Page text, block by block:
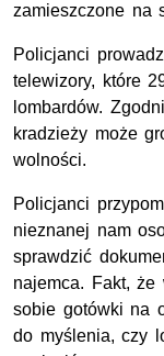
zamieszczone na
Policjanci
telewizory, które
lombardów.
kradzieży może
wolności.
Policjanci
nieznanej nam
sprawdzić
najemca. Fakt,
sobie gotówki na
do myślenia, czy